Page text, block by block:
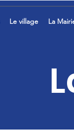
Le village La